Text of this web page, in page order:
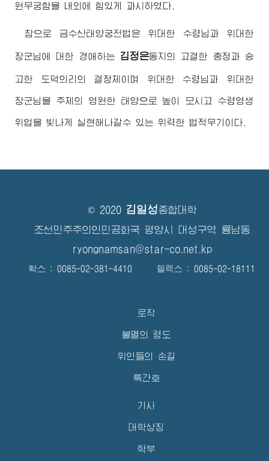
원무궁함을 내외에 힘있게 과시하였다.
참으로 금수산태양궁전법은 위대한 수령님 과 위대한
장군님 에 대한 경애하는 김정은동지의 고결한 충정과 숭
고한 도덕의리의 결정체이며 위대한 수령님 과위대한
장군님 을 주체의 영원한 태양으로 높이 모시고 수령영생
위업을 빛나게 실현해나갈수 있는 위력한 법적무기이다.
© 2020 김일성종합대학
조선민주주의인민공화국 평양시 대성구역 룡남동
ryongnamsan@star-co.net.kp
확스 : 0085-02-381-4410 텔렉스 : 0085-02-18111
로작
불멸의 령도
위인들의 손길
특간호
기사
대학상징
학부